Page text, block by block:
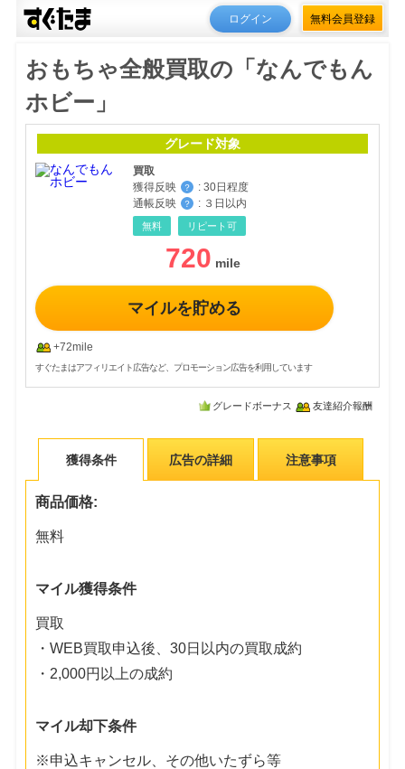
ログイン 無料会員登録
おもちゃ全般買取の「なんでもん
ホビー」
グレード対象
買取
獲得反映
？ : 30日程度
通帳反映
？ : ３日以内
無料 リピート可
720
マイルを貯める
+72mile
すぐたまはアフィリエイト広告など、プロモーション広告を利用しています
グレードボーナス 友達紹介報酬
獲得条件 広告の詳細 注意事項
商品価格:
無料
マイル獲得条件
買取
・WEB買取申込後、30日以内の買取成約
・2,000円以上の成約
マイル却下条件
※申込キャンセル、その他いたずら等